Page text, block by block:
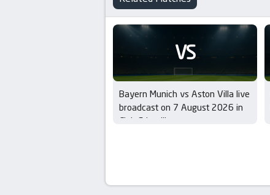
VS
Bayern Munich vs Aston Villa live
broadcast on 7 August 2026 in
Club Friendlies